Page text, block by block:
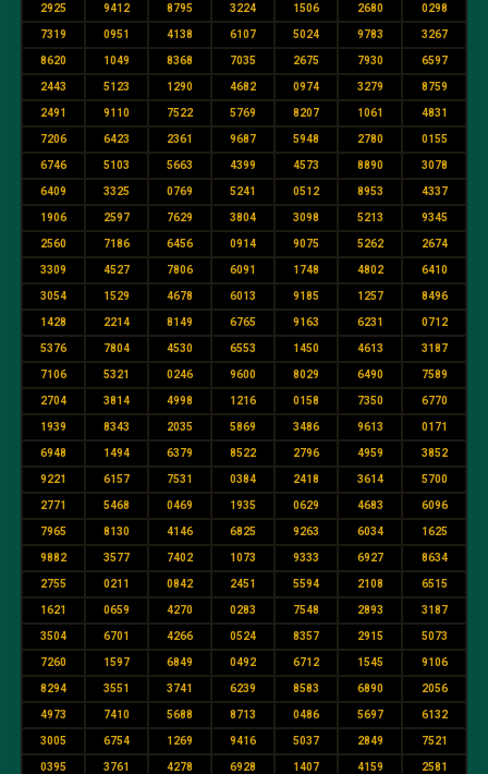
2925 9412 8795 3224 1506 2680 0298
7319 0951 4138 6107 5024 9783 3267
8620 1049 8368 7035 2675 7930 6597
2443 5123 1290 4682 0974 3279 8759
2491 9110 7522 5769 8207 1061 4831
7206 6423 2361 9687 5948 2780 0155
6746 5103 5663 4399 4573 8890 3078
6409 3325 0769 5241 0512 8953 4337
1906 2597 7629 3804 3098 5213 9345
2560 7186 6456 0914 9075 5262 2674
3309 4527 7806 6091 1748 4802 6410
3054 1529 4678 6013 9185 1257 8496
1428 2214 8149 6765 9163 6231 0712
5376 7804 4530 6553 1450 4613 3187
7106 5321 0246 9600 8029 6490 7589
2704 3814 4998 1216 0158 7350 6770
1939 8343 2035 5869 3486 9613 0171
6948 1494 6379 8522 2796 4959 3852
9221 6157 7531 0384 2418 3614 5700
2771 5468 0469 1935 0629 4683 6096
7965 8130 4146 6825 9263 6034 1625
9882 3577 7402 1073 9333 6927 8634
2755 0211 0842 2451 5594 2108 6515
1621 0659 4270 0283 7548 2893 3187
3504 6701 4266 0524 8357 2915 5073
7260 1597 6849 0492 6712 1545 9106
8294 3551 3741 6239 8583 6890 2056
4973 7410 5688 8713 0486 5697 6132
3005 6754 1269 9416 5037 2849 7521
0395 3761 4278 6928 1407 4159 2581